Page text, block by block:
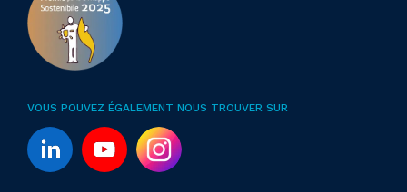
Groupes de fraisage
Changement d'outils automatique
VOUS POUVEZ ÉGALEMENT NOUS TROUVER SUR